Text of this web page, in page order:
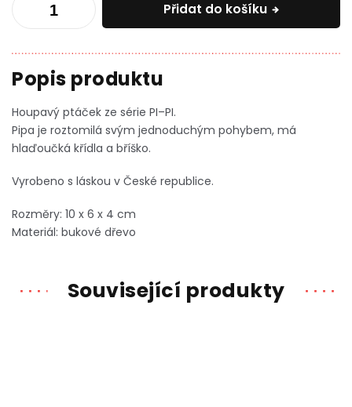
Přidat do košíku
Houpavý ptáček ze série PI–PI.
Pipa je roztomilá svým jednoduchým pohybem, má
hlaďoučká křídla a bříško.
Vyrobeno s láskou v České republice.
Rozměry: 10 x 6 x 4 cm
Materiál: bukové dřevo
Související produkty